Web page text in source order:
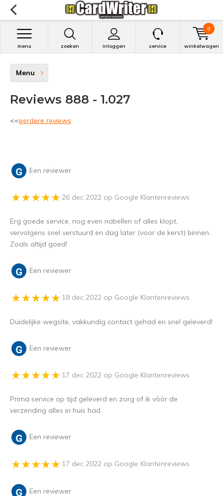
zoeken inloggen
menu service winkelwagen
0
Menu
Reviews 888 - 1.027
<<eerdere reviews
Een reviewer
26 dec 2022 op Google Klantenreviews
Erg goede service, nog even nabellen of alles klopt,
vervolgens snel verstuurd en dag later (voor de kerst) binnen.
Zoals altijd goed!
Een reviewer
18 dec 2022 op Google Klantenreviews
Duidelijke wegsite, vakkundig contact gehad en snel geleverd!
Een reviewer
17 dec 2022 op Google Klantenreviews
Prima service op tijd geleverd en zorg of ik vòòr de
verzending alles in huis had.
Een reviewer
17 dec 2022 op Google Klantenreviews
Een reviewer